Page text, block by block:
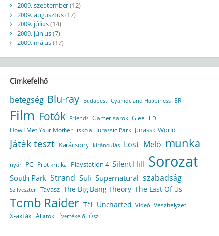
2009. szeptember(12)
2009. augusztus(17)
2009. július(14)
2009. június(7)
2009. május(17)
Címkefelhő
betegség Blu-ray Budapest Cyanide and Happiness ER
Film Fotók Friends Gamer sarok Glee HD
How I Met Your Mother iskola Jurassic Park Jurassic World
Játék teszt Karácsony kirándulás Lost Meló munka
nyár PC Pilot kritika Playstation 4 Silent Hill Sorozat
South Park Strand Suli Supernatural szabadság
Szilveszter Tavasz The Big Bang Theory The Last Of Us
Tomb Raider Tél Uncharted Videó Vészhelyzet
X-akták Állatok Évértékelő Ősz